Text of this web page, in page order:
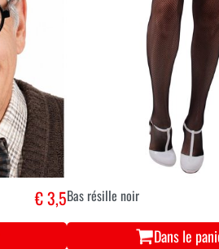
€ 3,5Bas résille noir
Dans le